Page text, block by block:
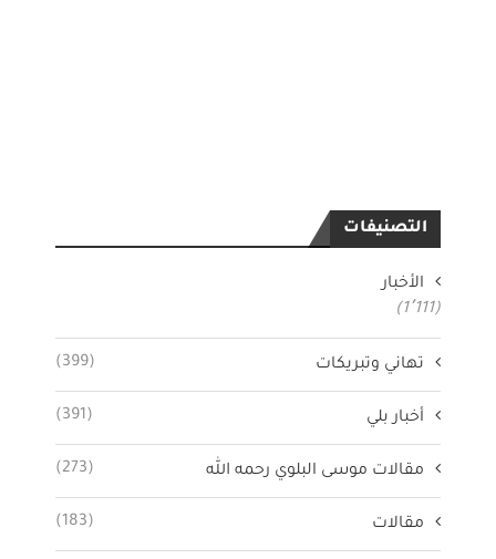
التصنيفات
الأخبار
(1٬111)
تهاني وتبريكات (399)
أخبار بلي (391)
مقالات موسى البلوي رحمه الله (273)
مقالات (183)